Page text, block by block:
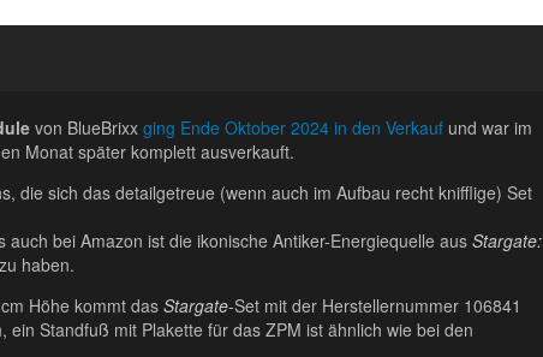
von BlueBrixx ging Ende Oktober 2024 in den Verkauf und war im
Monat später komplett ausverkauft.
die sich das detailgetreue (wenn auch im Aufbau recht knifflige) Set
bei Amazon ist die ikonische Antiker-Energiequelle aus Stargate:
haben.
Höhe kommt das Stargate-Set mit der Herstellernummer 106841
Standfuß mit Plakette für das ZPM ist ähnlich wie bei den